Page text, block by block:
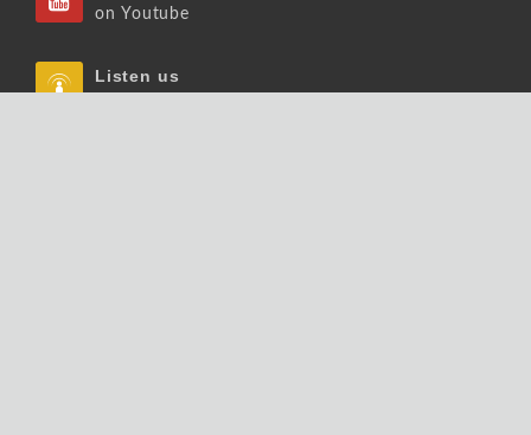
on Youtube
Listen us